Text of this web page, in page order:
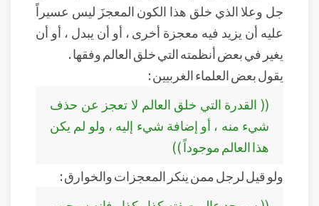
جل وعلا الذي خلق هذا الكون المعجزَ ليس عسيراً
عليه أن يزيد فيه معجزة أخرى ، أو أن يبدل ، أو أن
يغير في بعض أنظمته التي خلق العالم وفقها .
يقول بعض العلماء الغربيين :
(( القدرة التي خلق العالم لا تعجز عن حذف
شيء منه ، أو إضافة شيء إليه ، ولو لم يكن
هذا العالم موجوداً ))
ولو قيل لرجل ممن ينكر المعجزات والخوارق :